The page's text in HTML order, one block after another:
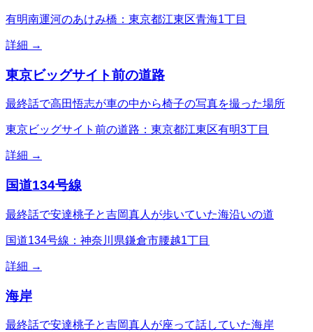
有明南運河のあけみ橋：東京都江東区青海1丁目
詳細 →
東京ビッグサイト前の道路
最終話で高田悟志が車の中から椅子の写真を撮った場所
東京ビッグサイト前の道路：東京都江東区有明3丁目
詳細 →
国道134号線
最終話で安達桃子と吉岡真人が歩いていた海沿いの道
国道134号線：神奈川県鎌倉市腰越1丁目
詳細 →
海岸
最終話で安達桃子と吉岡真人が座って話していた海岸